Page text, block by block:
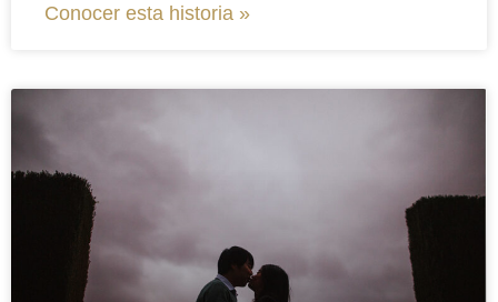
Conocer esta historia »